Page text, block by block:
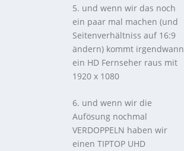
5. und wenn wir das noch
ein paar mal machen (und
Seitenverhältniss auf 16:9
ändern) kommt irgendwann
ein HD Fernseher raus mit
1920 x 1080
6. und wenn wir die
Aufösung nochmal
VERDOPPELN haben wir
einen TIPTOP UHD